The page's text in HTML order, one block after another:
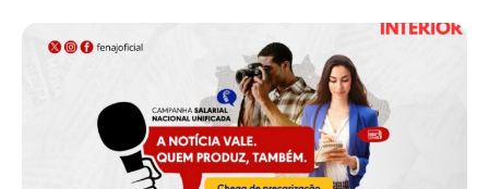
Assinada nova CCT de jornais e revistas do interior